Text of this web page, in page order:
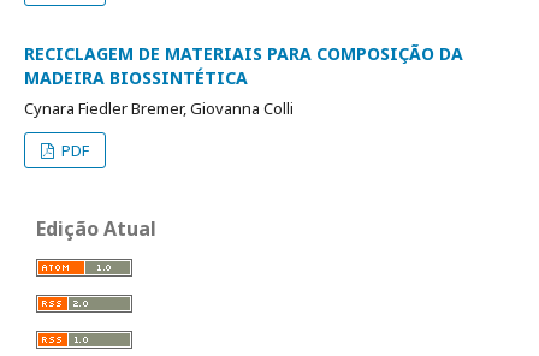
RECICLAGEM DE MATERIAIS PARA COMPOSIÇÃO DA
MADEIRA BIOSSINTÉTICA
Cynara Fiedler Bremer, Giovanna Colli
PDF
Edição Atual